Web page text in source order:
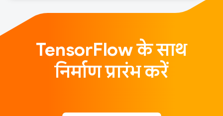
TensorFlow के साथ
निर्माण प्रारंभ करें